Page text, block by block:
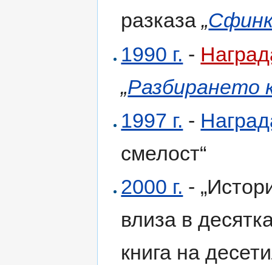
разказа„
1990 г. -
„Разбирането
1997 г. -
смелост“
2000 г. -
влиза в
книга на